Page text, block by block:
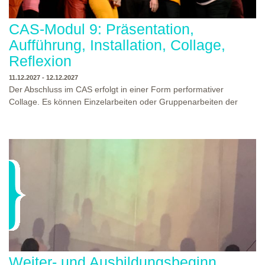
CAS-Modul 9: Präsentation,
Aufführung, Installation, Collage,
Reflexion
11.12.2027 - 12.12.2027
Der Abschluss im CAS erfolgt in einer Form performativer
Collage. Es können Einzelarbeiten oder Gruppenarbeiten der
Ausbildungsprogramm zu erleben. Die Studierenden des
oder Präsentation. Wir freuen uns über Begegnungen und
Gespräche an der performativen Collage.
WO?